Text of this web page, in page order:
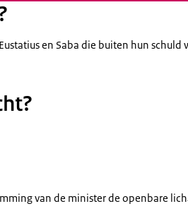
en Saba die buiten hun
van de minister de openbare